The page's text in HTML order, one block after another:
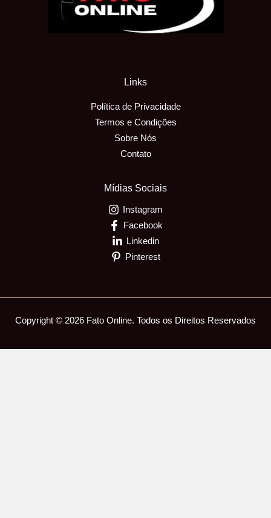
Links
Política de Privacidade
Termos e Condições
Sobre Nós
Contato
Mídias Sociais
Instagram
Facebook
Linkedin
Pinterest
Copyright © 2026 Fato Online. Todos os Direitos Reservados